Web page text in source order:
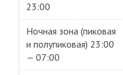
23:00
Ночная зона (пиковая
и полупиковая) 23:00
— 07:00